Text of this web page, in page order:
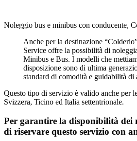
Noleggio bus e minibus con conducente,
Anche per la destinazione
Service offre la possibilità di
Minibus e Bus. I modelli che
disposizione sono di ultima
standard di comodità e guidabilità
Questo tipo di servizio è valido anche per
Svizzera, Ticino ed Italia settentrionale.
Per garantire la disponibilità dei
di riservare questo servizio con